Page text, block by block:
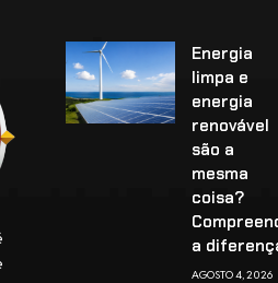
Energia
limpa e
energia
renovável
são a
mesma
coisa?
a
AGOSTO 4, 2026